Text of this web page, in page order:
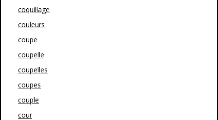
coquillage
couleurs
coupe
coupelle
coupelles
coupes
couple
cour